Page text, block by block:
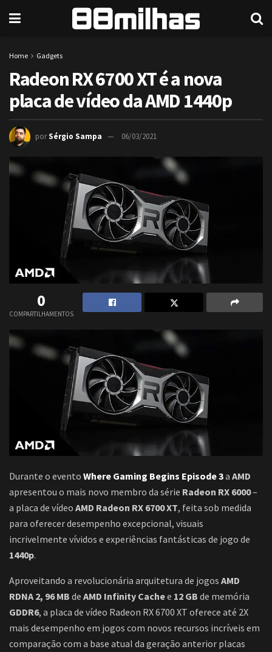
Home Gadgets
Radeon RX 6700 XT é a nova
placa de vídeo da AMD 1440p
porSérgio Sampa 06/03/2021
0
COMPARTILHAMENTOS
Durante o evento Where Gaming Begins Episode 3a AMD
apresentou o mais novo membro da série Radeon RX 6000–
a placa de vídeo AMD Radeon RX 6700 XT, feita sob medida
para oferecer desempenho excepcional, visuais
incrivelmente vívidos e experiências fantásticas de jogo de
1440p.
Aproveitando a revolucionária arquitetura de jogos AMD
RDNA 2, 96 MB de AMD Infinity Cachee 12 GB de memória
GDDR6, a placa de vídeo Radeon RX 6700 XT oferece até 2X
mais desempenho em jogos com novos recursos incríveis em
comparação com a base atual da geração anterior placas